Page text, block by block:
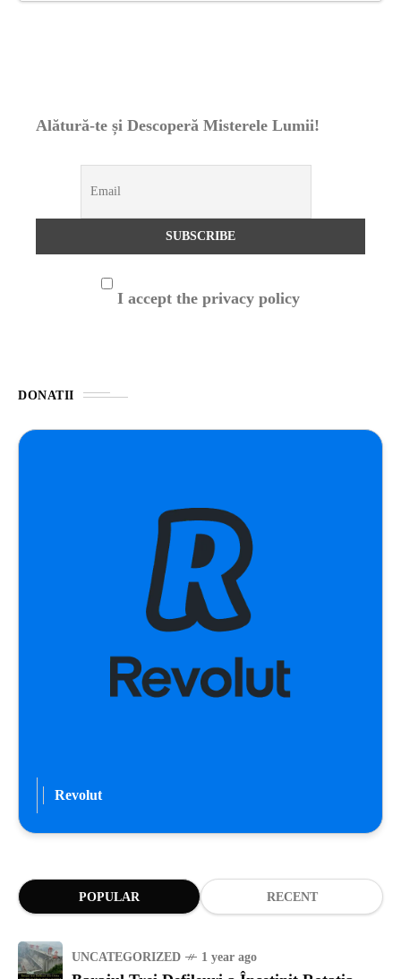
Alătură-te și Descoperă Misterele Lumii!
I accept the privacy policy
DONATII
Revolut
POPULAR RECENT
UNCATEGORIZED 1 year ago